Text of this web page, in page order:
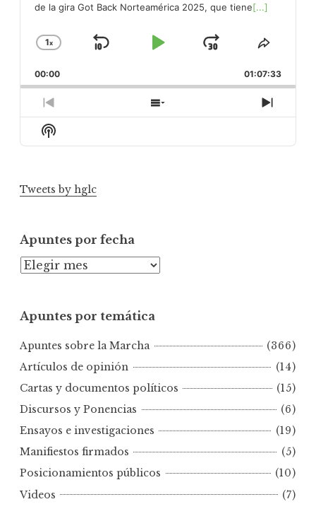
de la gira Got Back Norteamérica 2025, que tiene[...]
Change
Rate
1x
Skip
Play
Jump
Forward
Share
00:00 01:07:33
Previous
Episode
Show
Episodes
Next
Show
Podcast
Tweets by hglc
Apuntes por fecha
A
n
e
s
p
f
e
c
a
Apuntes por temática
Apuntes sobre la Marcha
(366)
Artículos de opinión
(14)
Cartas y documentos políticos
(15)
Discursos y Ponencias
(6)
Ensayos e investigaciones
(19)
Manifiestos firmados
(5)
Posicionamientos públicos
(10)
Videos
(7)